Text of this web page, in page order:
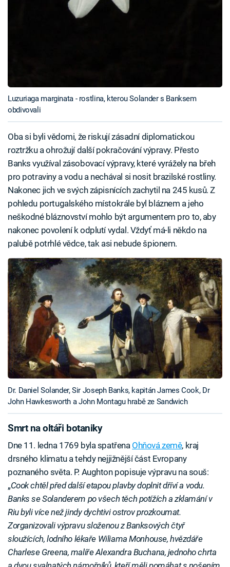
Luzuriaga marginata - rostlina, kterou Solander s Banksem
obdivovali
Oba si byli vědomi, že riskují zásadní diplomatickou
roztržku a ohrožují další pokračování výpravy. Přesto
Banks využíval zásobovací výpravy, které vyrážely na břeh
pro potraviny a vodu a nechával si nosit brazilské rostliny.
Nakonec jich ve svých zápisnících zachytil na 245 kusů. Z
pohledu portugalského místokrále byl bláznem a jeho
neškodné bláznovství mohlo být argumentem pro to, aby
nakonec povolení k odplutí vydal. Vždyť má-li někdo na
palubě potrhlé vědce, tak asi nebude špionem.
Dr. Daniel Solander, Sir Joseph Banks, kapitán James Cook, Dr
John Hawkesworth a John Montagu hrabě ze Sandwich
Smrt na oltáři botaniky
Dne 11. ledna 1769 byla spatřena Ohňová země, kraj
drsného klimatu a tehdy nejjižnější část Evropany
poznaného světa. P. Aughton popisuje výpravu na souš:
„Cook chtěl před další etapou plavby doplnit dříví a vodu.
Banks se Solanderem po všech těch potížích a zklamání v
Riu byli více než jindy dychtivi ostrov prozkoumat.
Zorganizovali výpravu složenou z Banksových čtyř
sloužících, lodního lékaře Wiliama Monhouse, hvězdáře
Charlese Greena, malíře Alexandra Buchana, jednoho chrta